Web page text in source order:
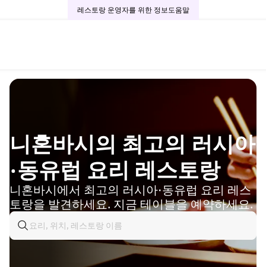
레스토랑 운영자를 위한 정보도움말
니혼바시의 최고의 러시아
·동유럽 요리 레스토랑
니혼바시에서 최고의 러시아·동유럽 요리 레스
토랑을 발견하세요. 지금 테이블을 예약하세요.